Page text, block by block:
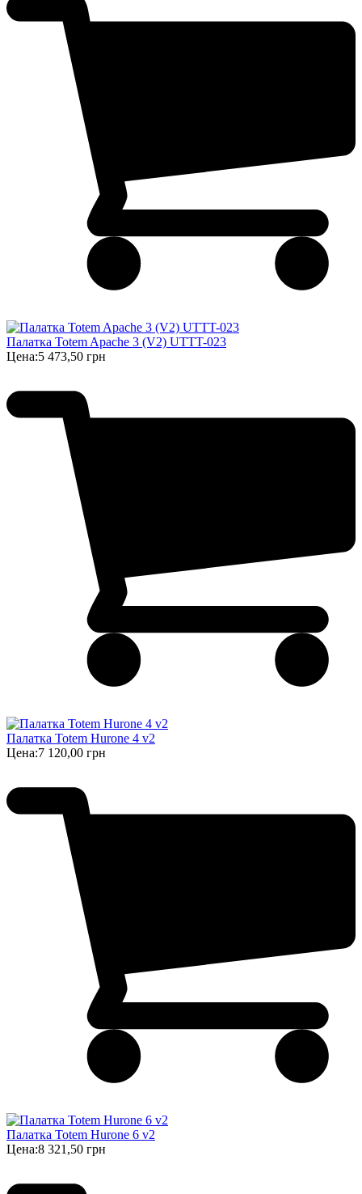
Палатка Totem Apache 3 (V2) UTTT-023
Цена:5 473,50 грн
Палатка Totem Hurone 4 v2
Цена:7 120,00 грн
Палатка Totem Hurone 6 v2
Цена:8 321,50 грн